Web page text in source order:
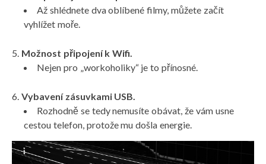
Až shlédnete dva oblíbené filmy, můžete začít
vyhlížet moře.
Možnost připojení k Wifi.
Nejen pro „workoholiky“ je to přínosné.
Vybavení zásuvkami USB.
Rozhodně se tedy nemusíte obávat, že vám usne
cestou telefon, protože mu došla energie.